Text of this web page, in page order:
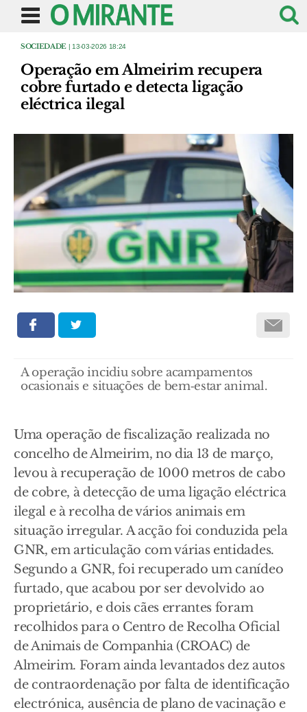
SOCIEDADE | 13-03-2026 18:24
Operação em Almeirim recupera
cobre furtado e detecta ligação
eléctrica ilegal
A operação incidiu sobre acampamentos
ocasionais e situações de bem‑estar animal.
Uma operação de fiscalização realizada no
concelho de Almeirim, no dia 13 de março,
levou à recuperação de 1000 metros de cabo
de cobre, à detecção de uma ligação eléctrica
ilegal e à recolha de vários animais em
situação irregular. A acção foi conduzida pela
GNR, em articulação com várias entidades.
Segundo a GNR, foi recuperado um canídeo
furtado, que acabou por ser devolvido ao
proprietário, e dois cães errantes foram
recolhidos para o Centro de Recolha Oficial
de Animais de Companhia (CROAC) de
Almeirim. Foram ainda levantados dez autos
de contraordenação por falta de identificação
electrónica, ausência de plano de vacinação e